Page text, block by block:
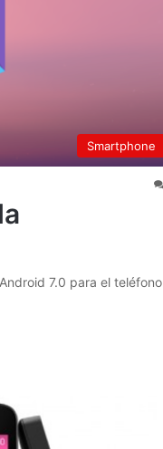
Smartphone
7.0 para el teléfono